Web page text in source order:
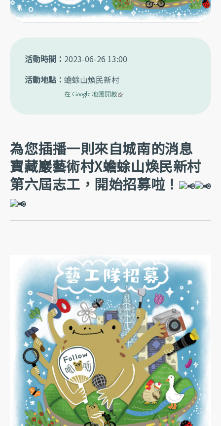
活動時間
2023-06-26 13:00
活動地點
蟾蜍山煥民新村
在 Google 地圖開啟(link is external)
為您插播一則來自城南的消息
寶藏巖藝術村X蟾蜍山煥民新村
第六屆志工，開始招募啦！